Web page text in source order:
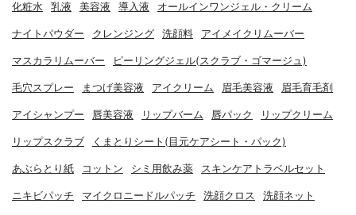
化粧水 乳液 美容液 導入液 オールインワンジェル・クリーム
ナイトパウダー クレンジング 洗顔料 アイメイクリムーバー
マスカラリムーバー ピーリングジェル(スクラブ・ゴマージュ)
毛穴スプレー まつげ美容液 アイクリーム 眉毛美容液 眉毛育毛剤
アイシャンプー 唇美容液 リップバーム 唇パック リップクリーム
リップスクラブ くまとりシート(目元ケアシート・パック)
あぶらとり紙 コットン シミ用飲み薬 スキンケアトラベルセット
ニキビパッチ マイクロニードルパッチ 洗顔クロス 洗顔ネット